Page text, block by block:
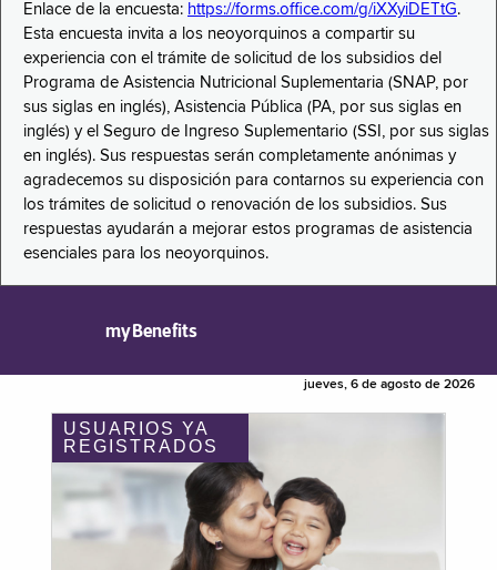
Enlace de la encuesta: https://forms.office.com/g/iXXyiDETtG.
Esta encuesta invita a los neoyorquinos a compartir su
experiencia con el trámite de solicitud de los subsidios del
Programa de Asistencia Nutricional Suplementaria (SNAP, por
sus siglas en inglés), Asistencia Pública (PA, por sus siglas en
inglés) y el Seguro de Ingreso Suplementario (SSI, por sus siglas
en inglés). Sus respuestas serán completamente anónimas y
agradecemos su disposición para contarnos su experiencia con
los trámites de solicitud o renovación de los subsidios. Sus
respuestas ayudarán a mejorar estos programas de asistencia
esenciales para los neoyorquinos.
myBenefits
jueves, 6 de agosto de 2026
USUARIOS YA
REGISTRADOS